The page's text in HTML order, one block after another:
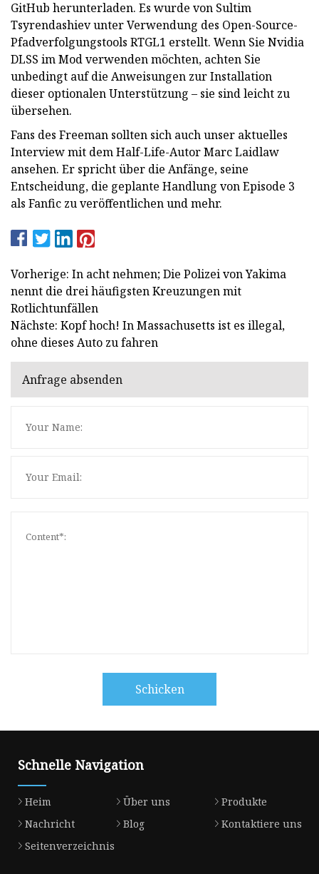
GitHub herunterladen. Es wurde von Sultim
Tsyrendashiev unter Verwendung des Open-Source-
Pfadverfolgungstools RTGL1 erstellt. Wenn Sie Nvidia
DLSS im Mod verwenden möchten, achten Sie
unbedingt auf die Anweisungen zur Installation
dieser optionalen Unterstützung – sie sind leicht zu
übersehen.
Fans des Freeman sollten sich auch unser aktuelles
Interview mit dem Half-Life-Autor Marc Laidlaw
ansehen. Er spricht über die Anfänge, seine
Entscheidung, die geplante Handlung von Episode 3
als Fanfic zu veröffentlichen und mehr.
Vorherige: In acht nehmen; Die Polizei von Yakima
nennt die drei häufigsten Kreuzungen mit
Rotlichtunfällen
Nächste: Kopf hoch! In Massachusetts ist es illegal,
ohne dieses Auto zu fahren
Anfrage absenden
Schicken
Schnelle Navigation
Heim Über uns
Produkte
Nachricht
Blog
Kontaktiere uns
Seitenverzeichnis